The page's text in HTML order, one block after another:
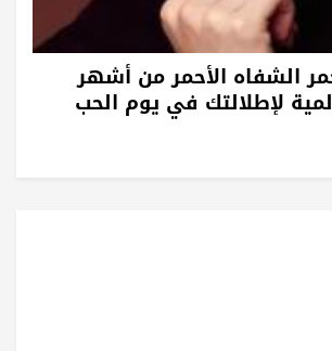
الشفاه الأحمر من أشهر
لإطلالتك في يوم الحب